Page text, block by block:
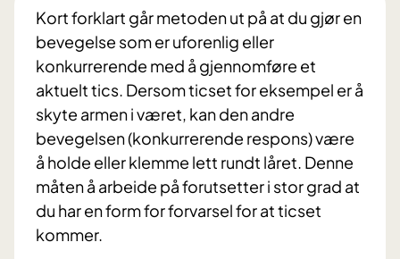
Kort forklart går metoden ut på at du gjør en
bevegelse som er uforenlig eller
konkurrerende med å gjennomføre et
aktuelt tics. Dersom ticset for eksempel er å
skyte armen i været, kan den andre
bevegelsen (konkurrerende respons) være
å holde eller klemme lett rundt låret. Denne
måten å arbeide på forutsetter i stor grad at
du har en form for forvarsel for at ticset
kommer.